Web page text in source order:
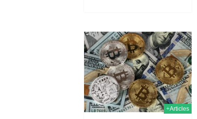
+Articles